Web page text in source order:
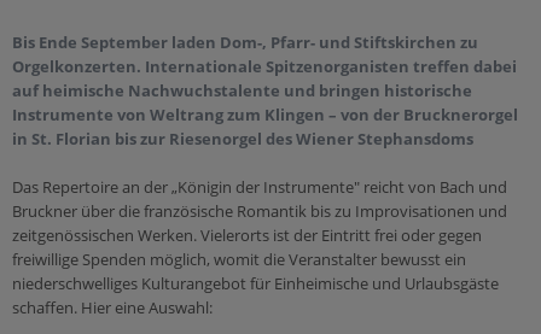
Trauern
Pilgern
Begleiten
Berufen sein
Sakramente
Taufe
Firmung
Ökumene & Dialog
Werte
Schöpfung und Nachhaltigkeit
Tod & Trauer
Leben
Kinder & Jugend
Mensch & Arbeit
Service
Über Uns
Jobs
Presse/Medien
Kirchenbeitrag
Buch & Segen
Medienverleih
Epolmedia
WIR IN DEINER NÄHE
Pastorale Orte
Pfarren
Schulen
Orden und Klöster
Citypastoral
Bis Ende September laden Dom-, Pfarr- und Stiftskirchen zu
Orgelkonzerten. Internationale Spitzenorganisten treffen dabei
auf heimische Nachwuchstalente und bringen historische
Instrumente von Weltrang zum Klingen – von der Brucknerorgel
in St. Florian bis zur Riesenorgel des Wiener Stephansdoms
Das Repertoire an der „Königin der Instrumente" reicht von Bach und
Bruckner über die französische Romantik bis zu Improvisationen und
zeitgenössischen Werken. Vielerorts ist der Eintritt frei oder gegen
freiwillige Spenden möglich, womit die Veranstalter bewusst ein
niederschwelliges Kulturangebot für Einheimische und Urlaubsgäste
schaffen. Hier eine Auswahl: